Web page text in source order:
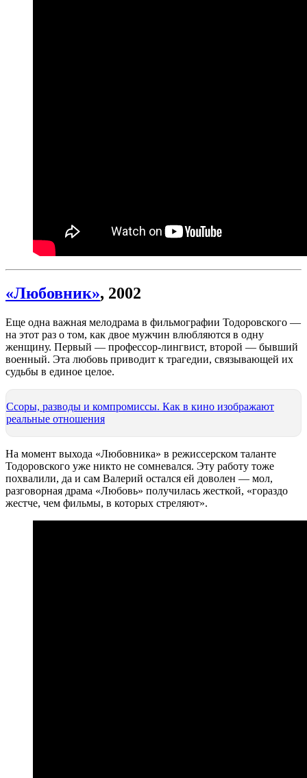
«Любовник», 2002
Еще одна важная мелодрама в фильмографии Тодоровского —
на этот раз о том, как двое мужчин влюбляются в одну
женщину. Первый — профессор-лингвист, второй — бывший
военный. Эта любовь приводит к трагедии, связывающей их
судьбы в единое целое.
Ссоры, разводы и компромиссы. Как в кино изображают
реальные отношения
На момент выхода «Любовника» в режиссерском таланте
Тодоровского уже никто не сомневался. Эту работу тоже
похвалили, да и сам Валерий остался ей доволен — мол,
разговорная драма «Любовь» получилась жесткой, «гораздо
жестче, чем фильмы, в которых стреляют».